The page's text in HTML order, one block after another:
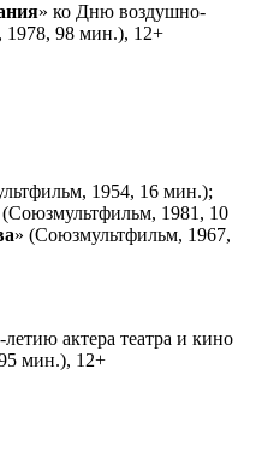
» ко Дню воздушно-
98 мин.), 12+
1954, 16 мин.);
(Союзмультфильм, 1981, 10
» (Союзмультфильм, 1967,
летию актера театра и кино
мин.), 12+